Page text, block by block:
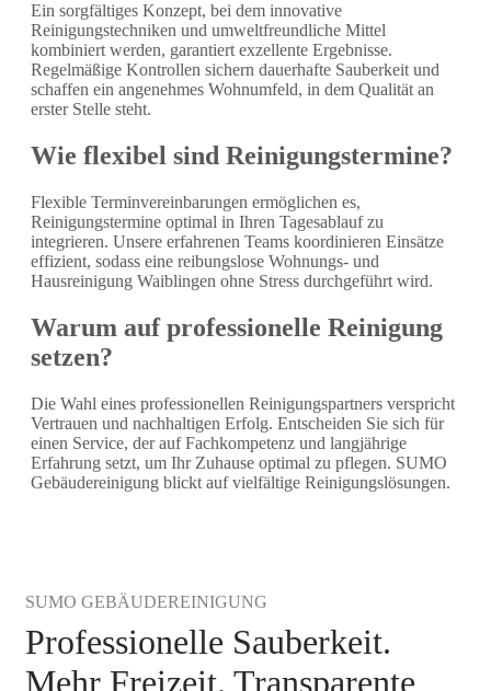
Ein sorgfältiges Konzept, bei dem innovative
Reinigungstechniken und umweltfreundliche Mittel
kombiniert werden, garantiert exzellente Ergebnisse.
Regelmäßige Kontrollen sichern dauerhafte Sauberkeit und
schaffen ein angenehmes Wohnumfeld, in dem Qualität an
erster Stelle steht.
Wie flexibel sind Reinigungstermine?
Flexible Terminvereinbarungen ermöglichen es,
Reinigungstermine optimal in Ihren Tagesablauf zu
integrieren. Unsere erfahrenen Teams koordinieren Einsätze
effizient, sodass eine reibungslose Wohnungs- und
Hausreinigung Waiblingen ohne Stress durchgeführt wird.
Warum auf professionelle Reinigung
setzen?
Die Wahl eines professionellen Reinigungspartners verspricht
Vertrauen und nachhaltigen Erfolg. Entscheiden Sie sich für
einen Service, der auf Fachkompetenz und langjährige
Erfahrung setzt, um Ihr Zuhause optimal zu pflegen. SUMO
Gebäudereinigung blickt auf vielfältige Reinigungslösungen.
SUMO GEBÄUDEREINIGUNG
Professionelle Sauberkeit.
Mehr Freizeit. Transparente